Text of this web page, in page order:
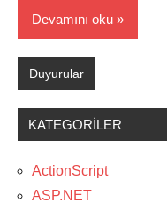
Devamını oku
Duyurular
KATEGORILER
ActionScript
ASP.NET